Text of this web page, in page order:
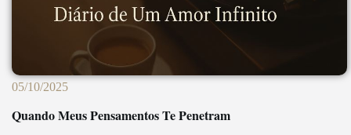
05/10/2025
Quando Meus Pensamentos Te Penetram